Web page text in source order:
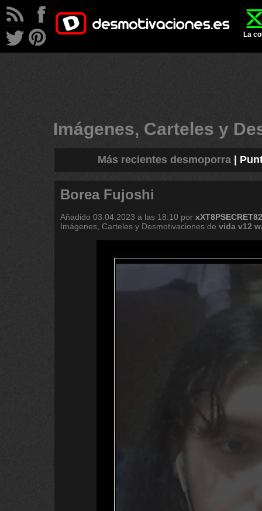
La
Imágenes, Carteles y
Más recientes desmoporra|
Borea Fujoshi
Añadido 03.04.2023 a las 18:10 por
Imágenes, Carteles y Desmotivaciones de vida v12